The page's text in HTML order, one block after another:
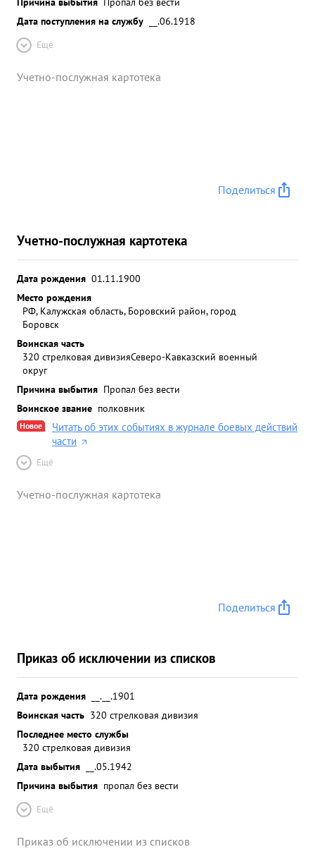
Дата поступления на службу
__.06.1918
Ещё
Учетно-послужная картотека
Поделиться
Учетно-послужная картотека
Дата рождения 01.11.1900
Место рождения
РФ, Калужская область, Боровский район, город
Боровск
Воинская часть
320 стрелковая дивизияСеверо-Кавказский военный
округ
Причина выбытия Пропал без вести
Воинское звание полковник
Новое
Читать об этих событиях в журнале боевых действий
части
Ещё
Учетно-послужная картотека
Поделиться
Приказ об исключении из списков
Дата рождения
__.__.1901
Воинская часть 320 стрелковая дивизия
Последнее место службы
320 стрелковая дивизия
Дата выбытия
__.05.1942
Причина выбытия пропал без вести
Ещё
Приказ об исключении из списков